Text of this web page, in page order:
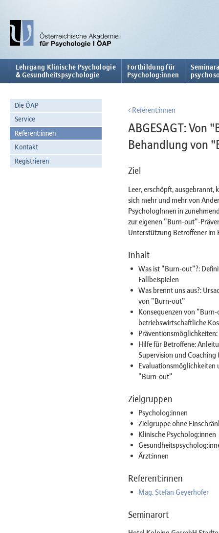
Lehrgang Klinische Psychologie
& Gesundheitspsychologie
Fortbildung für
Psycholog:innen
Die ÖAP
Service
Referent:innen
Kontakt
Registrieren
Referent:innen
ABGESAGT: Von
Behandlung von
Ziel
Leer, erschöpft, ausgebrannt,
sich mehr und mehr von
PsychologInnen in
zur eigenen "Burn-out"-
Unterstützung Betroffener im
Inhalt
Was ist "Burn-out"?:
Fallbeispielen
Was brennt uns aus?:
von "Burn-out"
Konsequenzen von "Burn-
betriebswirtschaftliche
Hilfe für Betroffene:
Supervision und
Evaluationsmöglichkeiten
"Burn-out"
Zielgruppen
Psycholog:innen
Zielgruppe ohne
Klinische Psycholog:innen
Ärzt:innen
Referent:innen
Mag. Stefan Geyerhofer
Seminarort